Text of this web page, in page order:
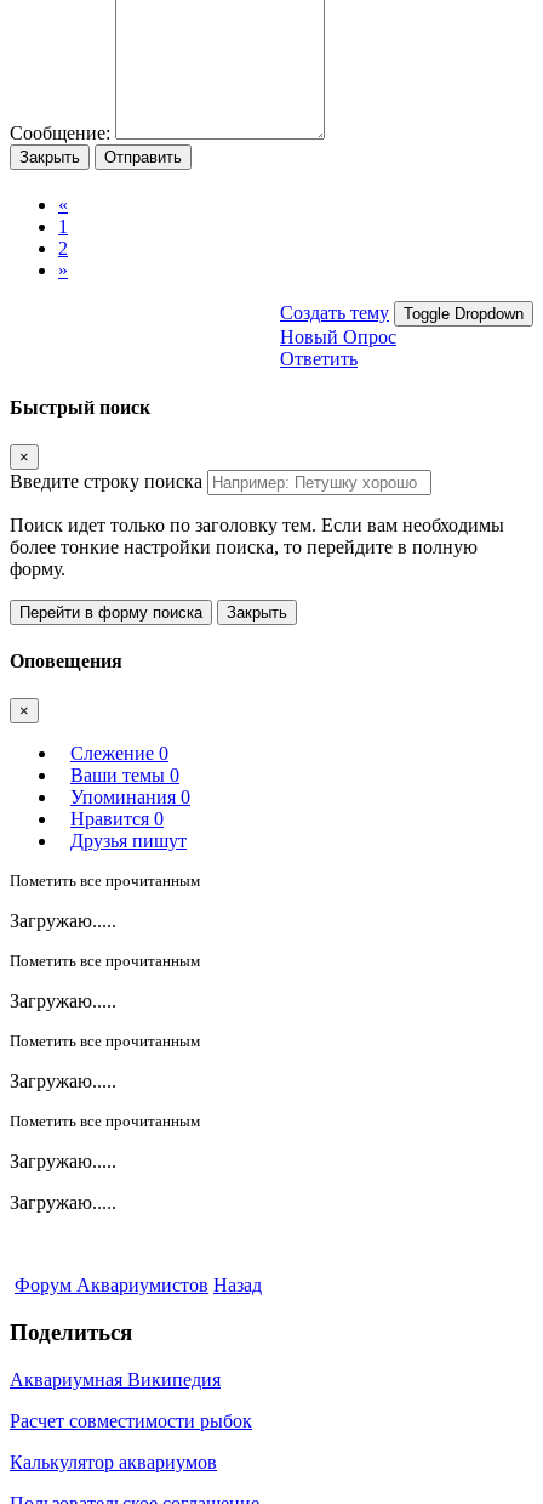
Сообщение:
Закрыть Отправить
«
1
2
»
Создать тему Toggle Dropdown
Новый Опрос
Ответить
Быстрый поиск
×
Введите строку поиска
Поиск идет только по заголовку тем. Если вам необходимы
более тонкие настройки поиска, то перейдите в полную
форму.
Перейти в форму поиска Закрыть
Оповещения
×
Слежение 0
Ваши темы 0
Упоминания 0
Нравится 0
Друзья пишут
Пометить все прочитанным
Загружаю.....
Пометить все прочитанным
Загружаю.....
Пометить все прочитанным
Загружаю.....
Пометить все прочитанным
Загружаю.....
Загружаю.....
Форум Аквариумистов Назад
Поделиться
Аквариумная Википедия
Расчет совместимости рыбок
Калькулятор аквариумов